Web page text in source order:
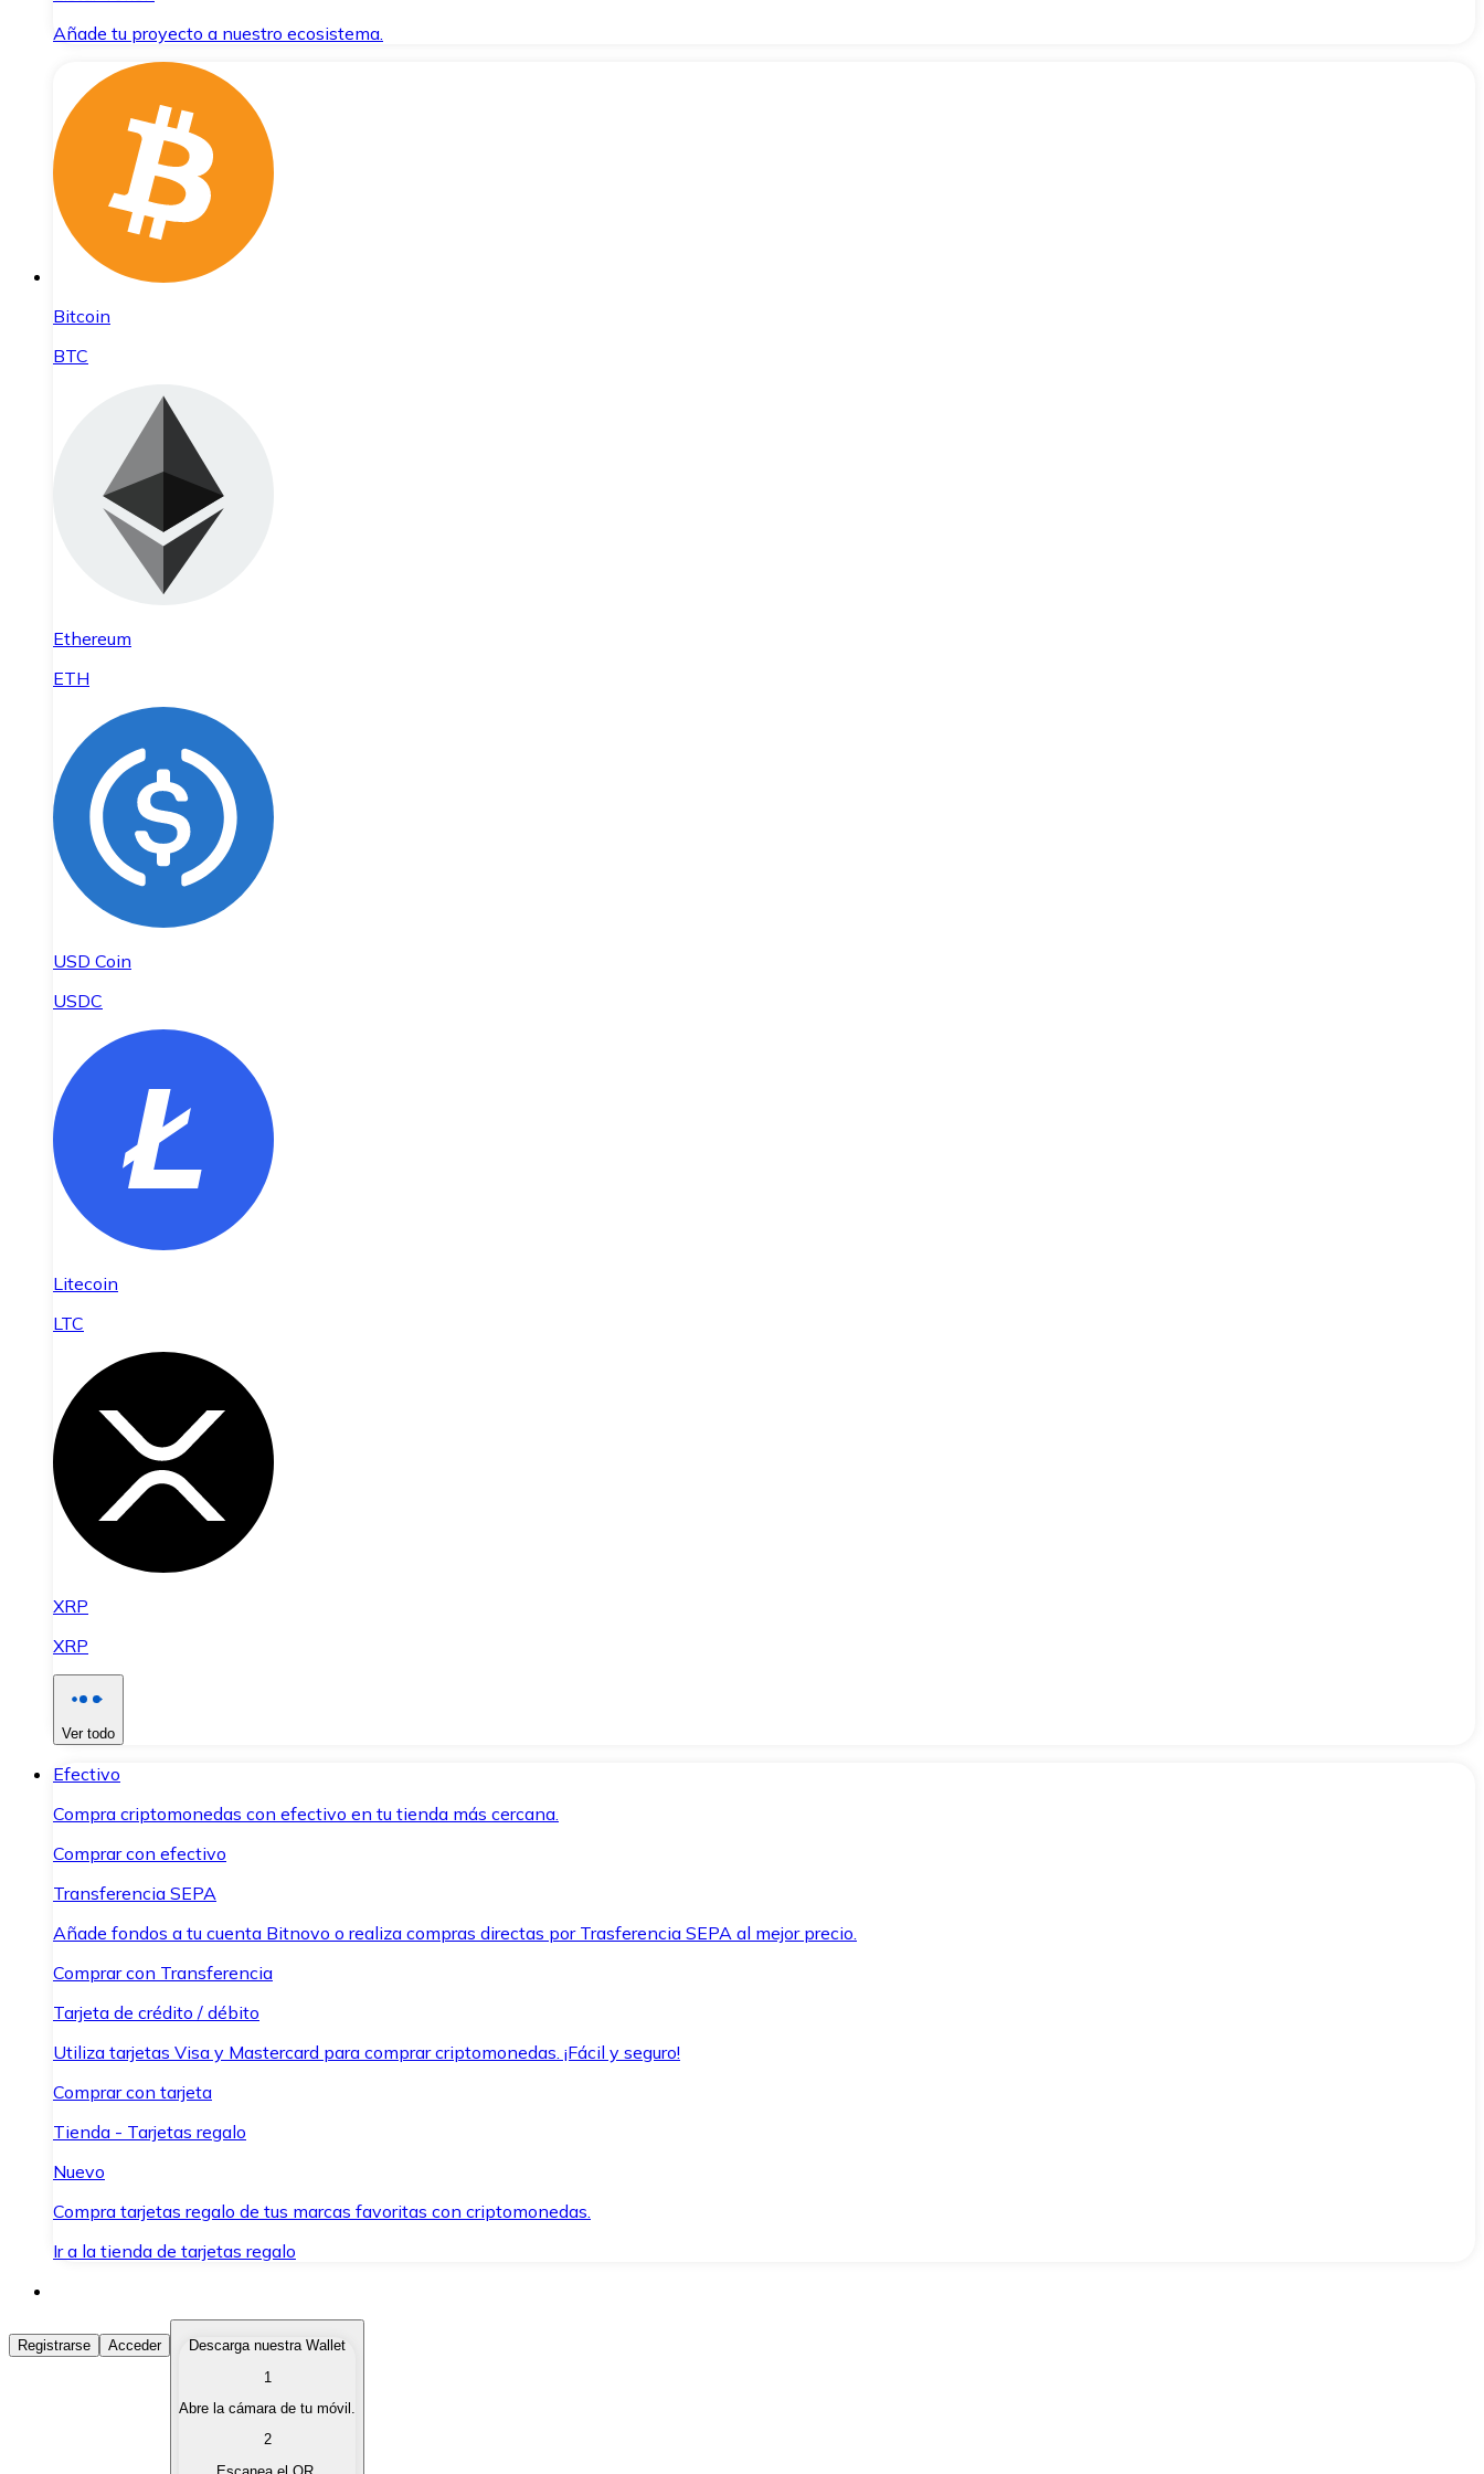
Añade tu proyecto a nuestro ecosistema.
Bitcoin
BTC
Ethereum
ETH
USD Coin
USDC
Litecoin
LTC
XRP
XRP
Ver todo
Efectivo
Compra criptomonedas con efectivo en tu tienda más cercana.
Comprar con efectivo
Transferencia SEPA
Añade fondos a tu cuenta Bitnovo o realiza compras directas por Trasferencia SEPA al mejor precio.
Comprar con Transferencia
Tarjeta de crédito / débito
Utiliza tarjetas Visa y Mastercard para comprar criptomonedas. ¡Fácil y seguro!
Comprar con tarjeta
Tienda - Tarjetas regalo
Nuevo
Compra tarjetas regalo de tus marcas favoritas con criptomonedas.
Ir a la tienda de tarjetas regalo
Comprar Criptomonedas
Compra criptomonedas con diferentes métodos de pago.
Vende tus criptomonedas de forma rápida y segura.
Registrarse Acceder
Descarga nuestra Wallet
1
Abre la cámara de tu móvil.
2